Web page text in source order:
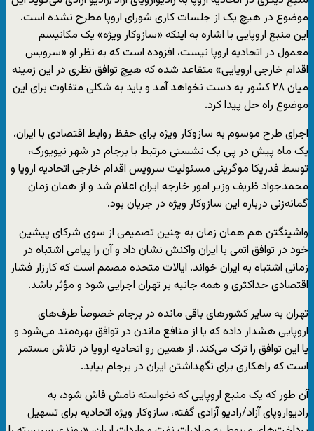
موضوع در هیچ یک از جلسات کاری شورای اروپا مطرح نشده است.
این منبع اروپایی با اشاره به اینکه «سازوکار ویژه» یک مکانیسم
معمول در اتحادیه اروپا نیست، افزوده است که به نظر او «سرویس
اقدام خارجی اروپایی» متقاعد شده که هیچ توافق نظری در این زمینه
میان ۲۸ کشور به دست نخواهد آمد و باید به شکلی متفاوت برای این
موضوع راه حل پیدا کرد.​
اجرای طرح موسوم به سازوکار ویژه برای حفظ روابط اقتصادی با ایران،
یک ماه پیش در پی یک نشستی مرتبط با برجام در شهر نیویورک،
توسط فدریکا موگرینی مسئولیت سرویس اقدام خارجی اتحادیه اروپا و
محمدجواد ظریف وزیر امور خارجه ایران اعلام شد و از همان زمان
گمانه‌زنی درباره این سازوکار ویژه در جریان بود.
واشینگتن هم همان زمان به چنین تصمیمی از سوی شرکای پیشین
خود در توافق اتمی با ایران واکنش نشان داد و آن را پیامی اشتباه در
زمانی اشتباه به ایران خواند. ایالات متحده مصمم است که کارزار فشار
اقتصادی حداکثری و همه جانبه بر تهران اجرایی شود و مؤثر باشد.
تهران به سایر کشورهای باقی مانده در برجام خصوصاً طرف‌های
اروپایی هشدار داده که یا از منافع ماندن در توافق بهره‌مند می‌شود و
یا این توافق را ترک می‌کند. از همین رو اتحادیه اروپا در تلاش مستمر
است که راهکاری برای نگهداشتن ایران در برجام بیابد.
آن طور که یک منبع اروپایی که نخواسته نامش فاش شود، به
رادیواروپای آزاد/رادیو آزادی گفته، سازوکار ویژه اتحادیه برای تسهیل